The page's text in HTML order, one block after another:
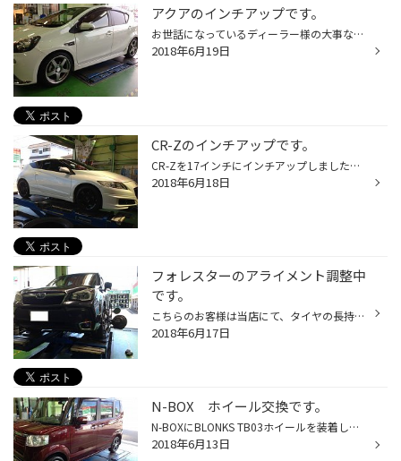
アクアのインチアップです。
お世話になっているディーラー様の大事なお客様のお車です。 SSRから出ているGTV01 17×7.0 4/100+42 を装着しました。 このホイールはシンプルでいながら存在感がはっきりとしている。 個人的にも好きなデザインの一つです。 ナットはブルーにしてさりげないお洒落を出しました。
2018年6月19日
CR-Zのインチアップです。
CR-Zを17インチにインチアップしました。 ホイールはアドレナリンSW005 17×7.5 5/114+55になります。 白ボディに黒いホイールが目を引き付けてくれます。 6速マニュアルで走りも楽しめる最高の一台です。
2018年6月18日
フォレスターのアライメント調整中
です。
こちらのお客様は当店にて、タイヤの長持ちパックにお入りのお客様の車です。 以前、アライメント調整をしたのですが、ちょっと右に流れる気がすると 再測定にご来店頂きました。 再測定すると、確かに左右のアライメントが少し誤差が出ておりました。 以前の記録を見てみると、なんと半年で1万キロ...
2018年6月17日
N-BOX ホイール交換です。
N-BOXにBLONKS TB03ホイールを装着しました。 サイズは純正と同サイズの14インチです。 ワインレッドのボディ色にブラックポリッシュのホイールが いい感じです。 タイヤ、ホイールのご相談は是非当店までお願い致します。
2018年6月13日